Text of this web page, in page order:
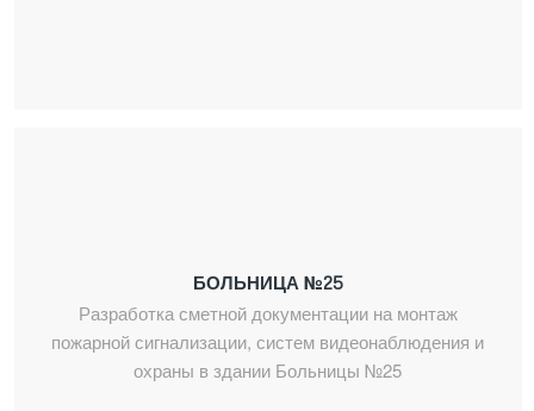
БОЛЬНИЦА №25
Разработка сметной документации на монтаж
пожарной сигнализации, систем видеонаблюдения и
охраны в здании Больницы №25